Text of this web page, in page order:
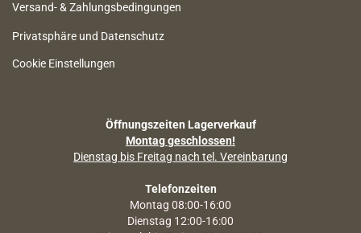
Versand- & Zahlungsbedingungen
Privatsphäre und Datenschutz
Cookie Einstellungen
Öffnungszeiten Lagerverkauf
Montag geschlossen!
Dienstag bis Freitag nach tel. Vereinbarung
Telefonzeiten
Montag 08:00-16:00
Dienstag 12:00-16:00